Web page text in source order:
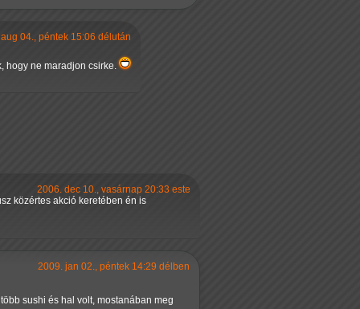
04., péntek 15:06 délután
hogy ne maradjon csirke.
2006. dec 10., vasárnap 20:33 este
közértes akció keretében én is
2009. jan 02., péntek 14:29 délben
sushi és hal volt, mostanában meg